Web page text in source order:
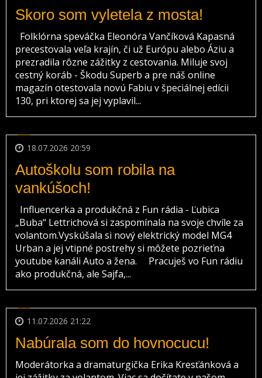
Skoro som vyletela z mosta!
Folklórna speváčka Eleonóra Vančíková Kapasná
precestovala veľa krajín, či už Európu alebo Áziu a
prezradila rôzne zážitky z cestovania. Miluje svoj
cestný koráb - Škodu Superb a pre náš online
magazín otestovala novú Fabiu v špeciálnej edícii
130, pri ktorej sa jej vyplavil...
18.07.2026 20:59
Autoškolu som robila na
vankúšoch!
Influencerka a produkčná z Fun rádia - Ľubica
„Buba“ Lettrichová si zaspomínala na svoje chvíle za
volantom.Vyskúšala si nový elektrický model MG4
Urban a jej vtipné postrehy si môžete pozrieťna
youtube kanáli Auto a žena. Pracuješ vo Fun rádiu
ako produkčná, ale Sajfa,...
11.07.2026 21:22
Nabúrala som do hovnocucu!
Moderátorka a dramaturgička Erika Kresťánková a